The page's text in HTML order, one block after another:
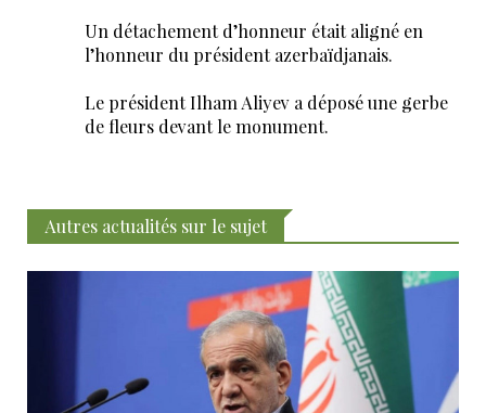
Un détachement d’honneur était aligné en
l’honneur du président azerbaïdjanais.
Le président Ilham Aliyev a déposé une gerbe
de fleurs devant le monument.
Autres actualités sur le sujet